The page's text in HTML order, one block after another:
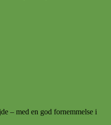
– med en god fornemmelse i